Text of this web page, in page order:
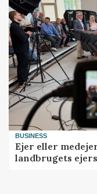
BUSINESS
Ejer eller
landbrugets